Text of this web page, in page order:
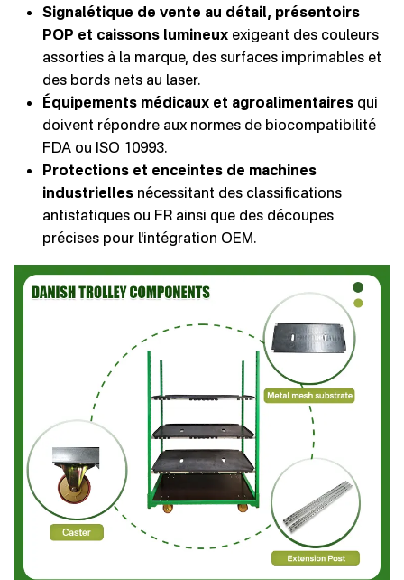
Signalétique de vente au détail, présentoirs
POP et caissons lumineux exigeant des couleurs
assorties à la marque, des surfaces imprimables et
des bords nets au laser.
Équipements médicaux et agroalimentaires qui
doivent répondre aux normes de biocompatibilité
FDA ou ISO 10993.
Protections et enceintes de machines
industrielles nécessitant des classifications
antistatiques ou FR ainsi que des découpes
précises pour l'intégration OEM.